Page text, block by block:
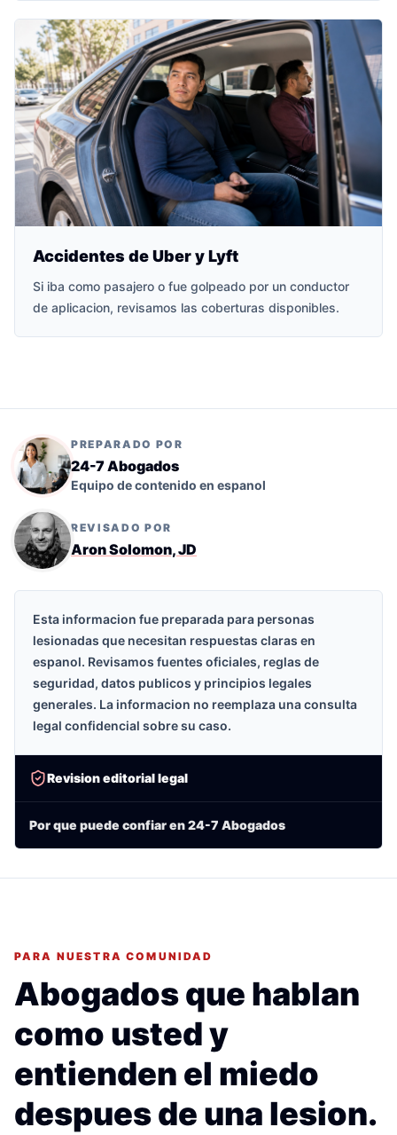
Accidentes de Uber y Lyft
Si iba como pasajero o fue golpeado por un conductor
de aplicacion, revisamos las coberturas disponibles.
PREPARADO POR
24-7 Abogados
Equipo de contenido en espanol
REVISADO POR
Aron Solomon, JD
Esta informacion fue preparada para personas
lesionadas que necesitan respuestas claras en
espanol. Revisamos fuentes oficiales, reglas de
seguridad, datos publicos y principios legales
generales. La informacion no reemplaza una consulta
legal confidencial sobre su caso.
Revision editorial legal
Por que puede confiar en 24-7 Abogados
PARA NUESTRA COMUNIDAD
Abogados que hablan
como usted y
entienden el miedo
despues de una lesion.